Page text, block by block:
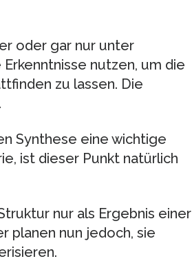
oder gar nur unter
nutzen, um die
zu lassen. Die
Synthese eine wichtige
ist dieser Punkt natürlich
nur als Ergebnis einer
planen nun jedoch, sie